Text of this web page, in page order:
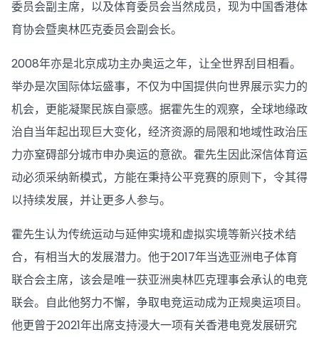
委员会副主席，以及体育委员会当然成员，现为中国香港体
育协会暨奥林匹克委员会副会长。
2008年亦是北京成功主办奥运之年，让全世界刮目相看。
举办是次国际体坛盛事，不仅为中国提供向世界展示实力的
机会，更能凝聚民族自豪感。据霍先生的观察，全球地缘政
治自当年起出现巨大变化，经济资源的局限和地域性政治压
力亦窒碍部分城市申办奥运的意欲。霍先生因此深信体育运
动必须采纳新模式，方能在秉持公平竞赛的原则下，令其得
以持续发展，并让更多人参与。
霍先生认为传统运动与延伸实境和虚拟实境等新兴技术结
合，有相当大的发展潜力。他于2017年当选亚洲电子体育
联合会主席，该会是唯一获亚洲奥林匹克理事会承认的电竞
联会。自此他努力不懈，争取电竞运动成为正规奥运项目。
他更曾于2021年出席支持浸大一项有关香港电竞发展研究